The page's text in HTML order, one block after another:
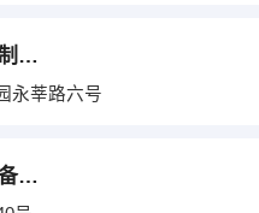
山东宝世达石油装备制造有限公司
永莘路六号
山东胜利石油石化装备研究中心